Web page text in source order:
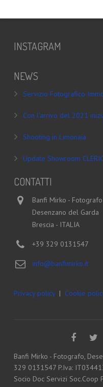
INSTAGRAM
NEWS
Servizio Fotografico
Con l’arrivo del 2021
Shooting in Limonaia
Update Showroom
CONTATTI
Banfi Mirko - Fotografo
Desenzano del Garda
Brescia - ITALIA
+39 329 0131547
info@banfimirko.it
Privacy policy| Cookie
Banfi Mirko - Fotografo,
329 0131547 P.Iva:
Socio Doc Servizi Soc.Coop